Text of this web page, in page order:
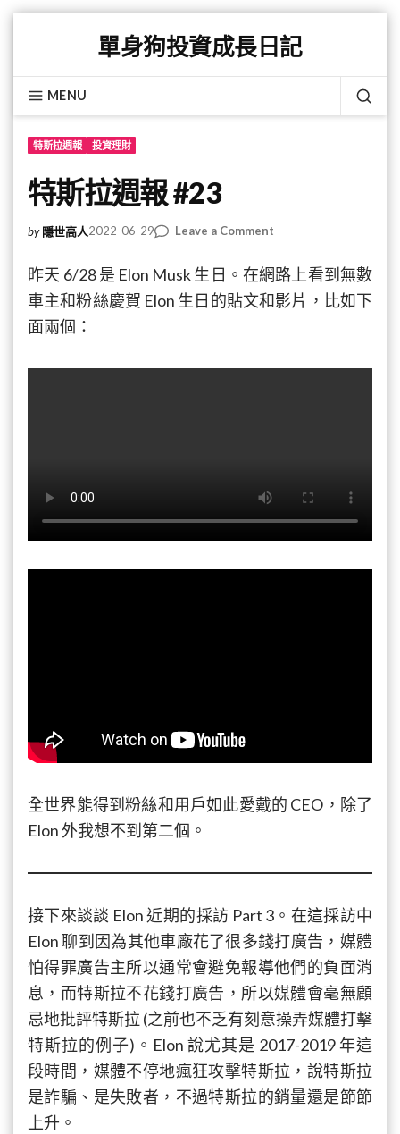
content
單身狗投資成長日記
MENU
特斯拉週報 投資理財
特斯拉週報 #23
by 隱世高人2022-06-29 Leave a Commenton
斯
拉
週
昨天 6/28 是 Elon Musk 生日。在網路上看到無數
車主和粉絲慶賀 Elon 生日的貼文和影片，比如下
面兩個：
全世界能得到粉絲和用戶如此愛戴的 CEO，除了
Elon 外我想不到第二個。
接下來談談 Elon 近期的採訪 Part 3。在這採訪中
Elon 聊到因為其他車廠花了很多錢打廣告，媒體
怕得罪廣告主所以通常會避免報導他們的負面消
息，而特斯拉不花錢打廣告，所以媒體會毫無顧
忌地批評特斯拉 (之前也不乏有刻意操弄媒體打擊
特斯拉的例子)。Elon 說尤其是 2017-2019 年這
段時間，媒體不停地瘋狂攻擊特斯拉，說特斯拉
是詐騙、是失敗者，不過特斯拉的銷量還是節節
上升。